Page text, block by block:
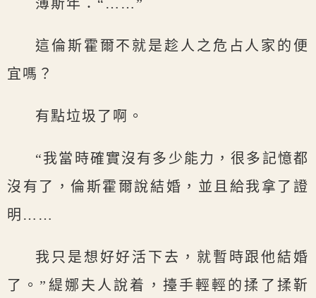
薄斯年：“……”
這倫斯霍爾不就是趁人之危占人家的便
宜嗎？
有點垃圾了啊。
“我當時確實沒有多少能力，很多記憶都
沒有了，倫斯霍爾說結婚，並且給我拿了證
明……
我只是想好好活下去，就暫時跟他結婚
了。”緹娜夫人說着，擡手輕輕的揉了揉靳